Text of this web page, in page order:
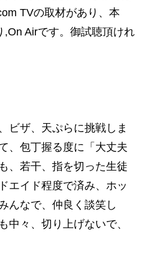
TVの取材があり、本
Airです。御試聴頂けれ
ビザ、天ぷらに挑戦しま
、包丁握る度に「大丈夫
、若干、指を切った生徒
エイド程度で済み、ホッ
んなで、仲良く談笑し
中々、切り上げないで、